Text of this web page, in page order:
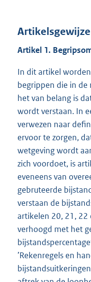
Artikel 1.
In dit artikel
begrippen die in de
het van belang is
wordt verstaan. In
verwezen naar
ervoor te zorgen,
wetgeving wordt
zich voordoet, is
eveneens van
gebruteerde
verstaan de
artikelen 20, 21, 22
verhoogd met het
’Rekenregels en